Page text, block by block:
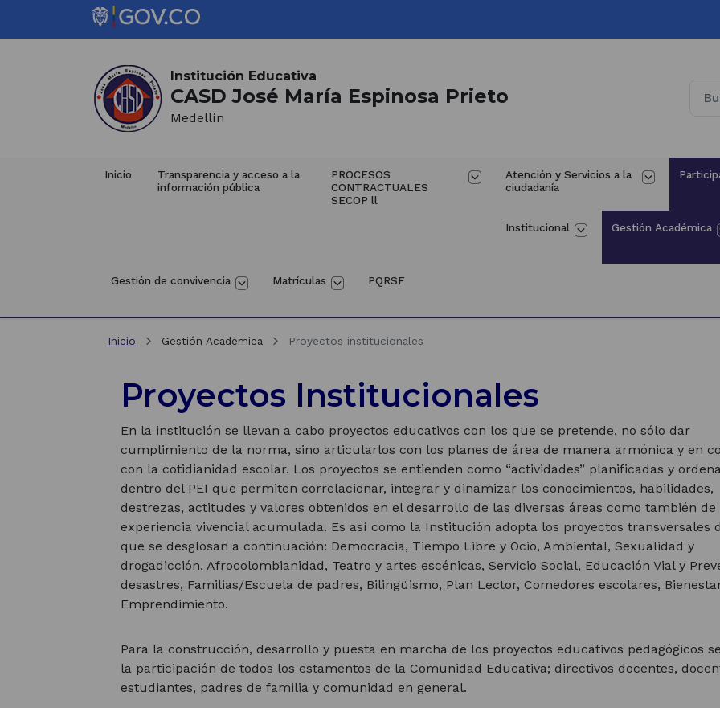
Saltar al contenido principal
(Este
abrirá
una
nueva
pestaña)
Institución Educativa
CASD José María Espinosa Prieto
Medellín
Inicio
Transparencia y acceso a la
información pública
PROCESOS
CONTRACTUALES
SECOP ll
Atención y Servicios a la
ciudadanía
Institucional Gestión Académica
Gestión de convivencia Matrículas PQRSF
Inicio del contenido principal
Inicio Gestión Académica Proyectos institucionales
Proyectos Institucionales
En la institución se llevan a cabo proyectos educativos con los que se pretende, no sólo dar
cumplimiento de la norma, sino articularlos con los planes de área de manera armónica y en
con la cotidianidad escolar. Los proyectos se entienden como “actividades” planificadas y
dentro del PEI que permiten correlacionar, integrar y dinamizar los conocimientos, habilidades,
destrezas, actitudes y valores obtenidos en el desarrollo de las diversas áreas como también de
experiencia vivencial acumulada. Es así como la Institución adopta los proyectos transversales
que se desglosan a continuación: Democracia, Tiempo Libre y Ocio, Ambiental, Sexualidad y
drogadicción, Afrocolombianidad, Teatro y artes escénicas, Servicio Social, Educación Vial y
desastres, Familias/Escuela de padres, Bilingüismo, Plan Lector, Comedores escolares,
Emprendimiento.
Para la construcción, desarrollo y puesta en marcha de los proyectos educativos pedagógicos
la participación de todos los estamentos de la Comunidad Educativa; directivos docentes,
estudiantes, padres de familia y comunidad en general.